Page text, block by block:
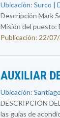
Ubicación: Surco |
Descripción Mark
Misión del puesto:
Publicación: 22/
AUXILIAR
Ubicación:
DESCRIPCIÓN
las guías de